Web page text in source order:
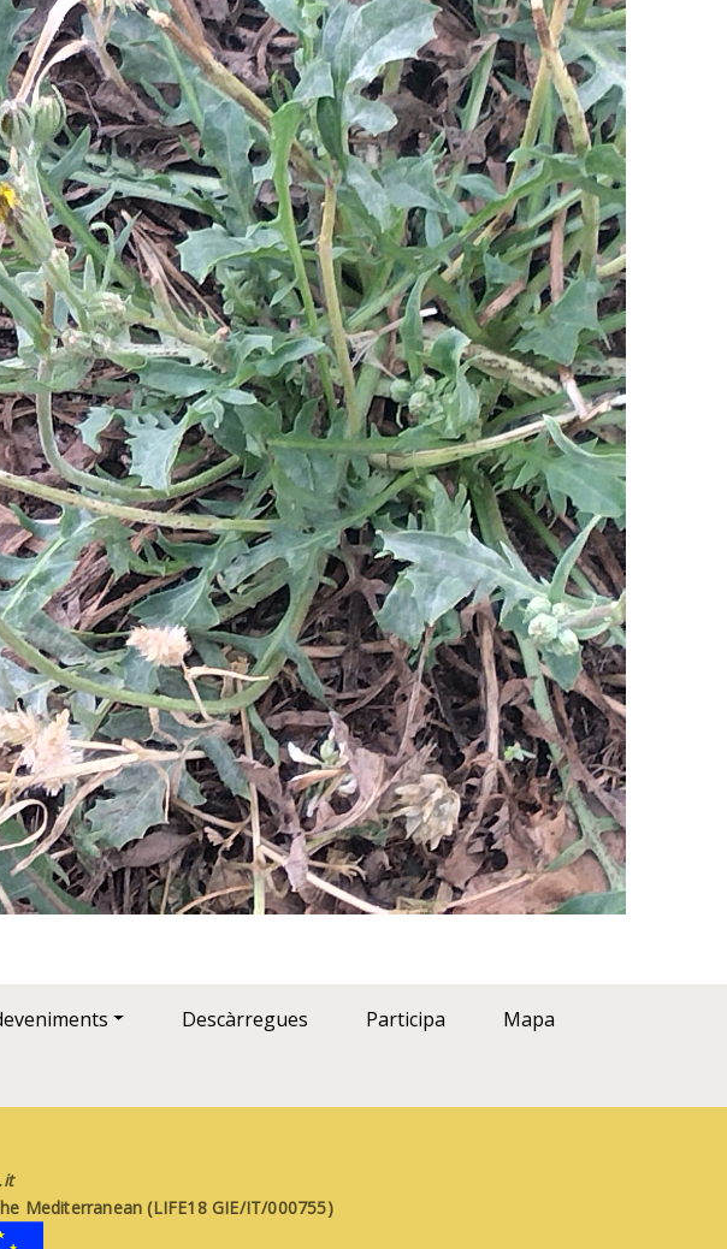
Descàrregues Participa
Mapa
Mediterranean (LIFE18 GIE/IT/000755)